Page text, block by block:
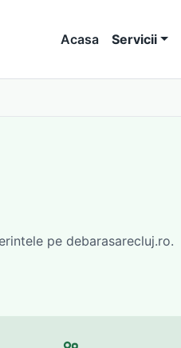
Acasa Servicii
pe debarasarecluj.ro.